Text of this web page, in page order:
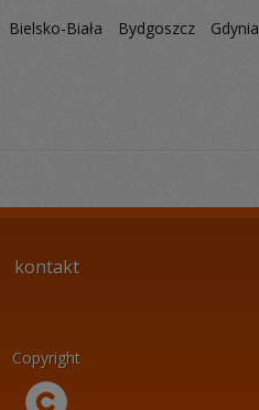
Bielsko-Biała Bydgoszcz Gdynia
kontakt
Copyright